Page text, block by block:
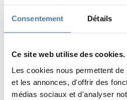
Consentement Détails
Ce site web utilise des cookies.
Les cookies nous permettent
et les annonces, d'offrir des
médias sociaux et d'analyser
Caractéristiques uniques du
Solutions économiques
Bords plaqués en technologie
Large gamme de décors
Produit assemblé, prêt à